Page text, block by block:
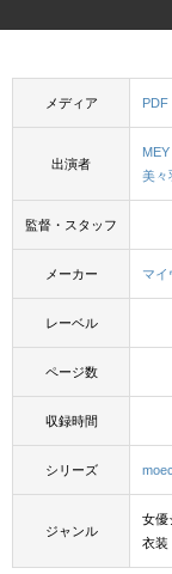
メディア PDF
出演者
MEY
美々
監督・スタッフ
メーカー マイ
レーベル
ページ数
収録時間
シリーズ
ジャンル
女優
衣装